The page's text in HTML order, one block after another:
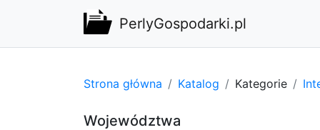
PerlyGospodarki.pl
Strona główna Katalog Kategorie
Województwa